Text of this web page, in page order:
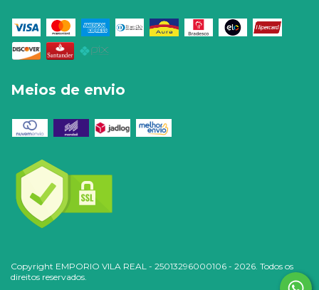
Meios de envio
Copyright EMPORIO VILA REAL - 25013296000106 - 2026. Todos os
direitos reservados.